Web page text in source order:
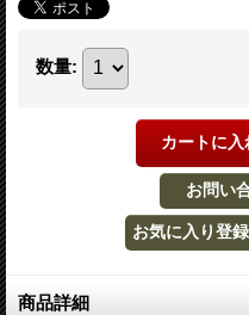
数量:
商品詳細